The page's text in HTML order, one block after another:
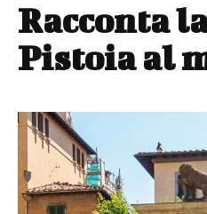
Racconta
Pistoia al